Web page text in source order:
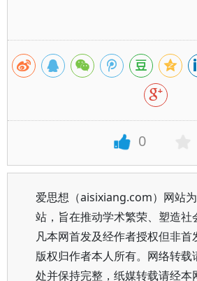
0
爱思想（aisixiang.com）网站
站，旨在推动学术繁荣、塑造社
凡本网首发及经作者授权但非首
版权归作者本人所有。网络转载
处并保持完整，纸媒转载请经本